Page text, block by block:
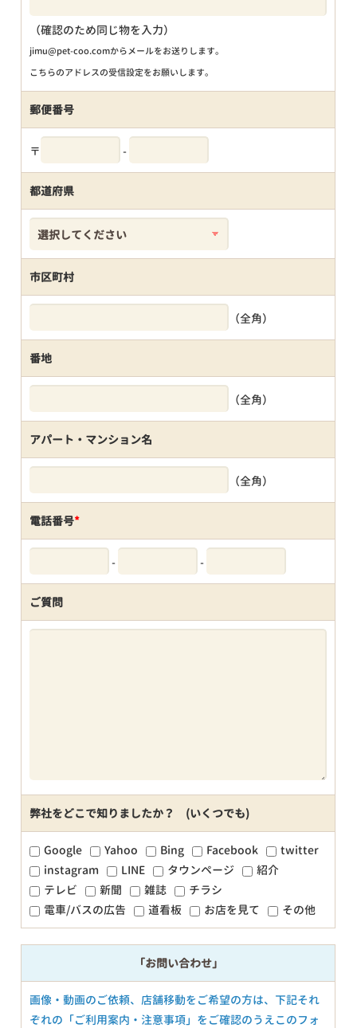
（確認のため同じ物を入力）
jimu@pet-coo.comからメールをお送りします。
こちらのアドレスの受信設定をお願いします。
郵便番号
〒 -
都道府県
市区町村
（全角）
番地
（全角）
アパート・マンション名
（全角）
電話番号*
- -
ご質問
弊社をどこで知りましたか？ (いくつでも)
Google Yahoo Bing Facebook
twitter
instagram
LINE タウンページ
紹介
テレビ
新聞 雑誌
チラシ
電車/バスの広告
道看板 お店を見て その他
「お問い合わせ」
画像・動画のご依頼、店舗移動をご希望の方は、下記それ
ぞれの「ご利用案内・注意事項」をご確認のうえこのフォ